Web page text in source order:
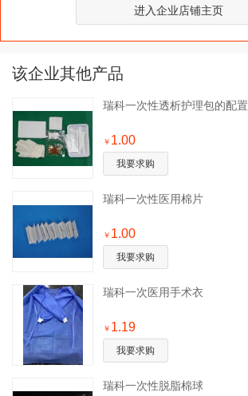
进入企业店铺主页
该企业其他产品
瑞科一次性透析护理包的配置
￥ 1.00
我要求购
瑞科一次性医用棉片
￥ 1.00
我要求购
瑞科一次医用手术衣
￥ 1.19
我要求购
瑞科一次性脱脂棉球